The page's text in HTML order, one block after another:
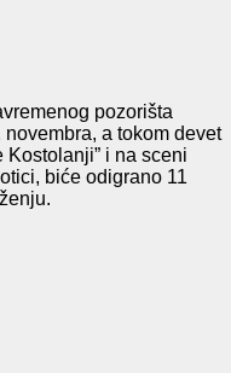
pozorišta
novembra, a tokom devet
Kostolanji” i na sceni
biće odigrano 11